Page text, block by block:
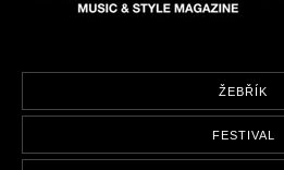
ŽEBŘÍK
FESTIVAL